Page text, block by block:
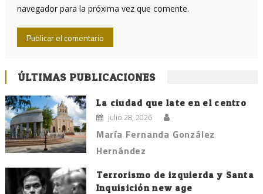
navegador para la próxima vez que comente.
ÚLTIMAS PUBLICACIONES
La ciudad que late en el centro
julio 28, 2026
María Fernanda González
Hernández
Terrorismo de izquierda y Santa
Inquisición new age